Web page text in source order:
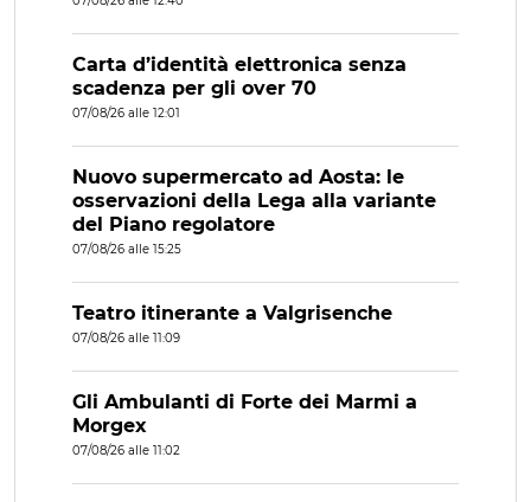
Carta d’identità elettronica senza
scadenza per gli over 70
07/08/26 alle 12:01
Nuovo supermercato ad Aosta: le
osservazioni della Lega alla variante
del Piano regolatore
07/08/26 alle 15:25
Teatro itinerante a Valgrisenche
07/08/26 alle 11:09
Gli Ambulanti di Forte dei Marmi a
Morgex
07/08/26 alle 11:02